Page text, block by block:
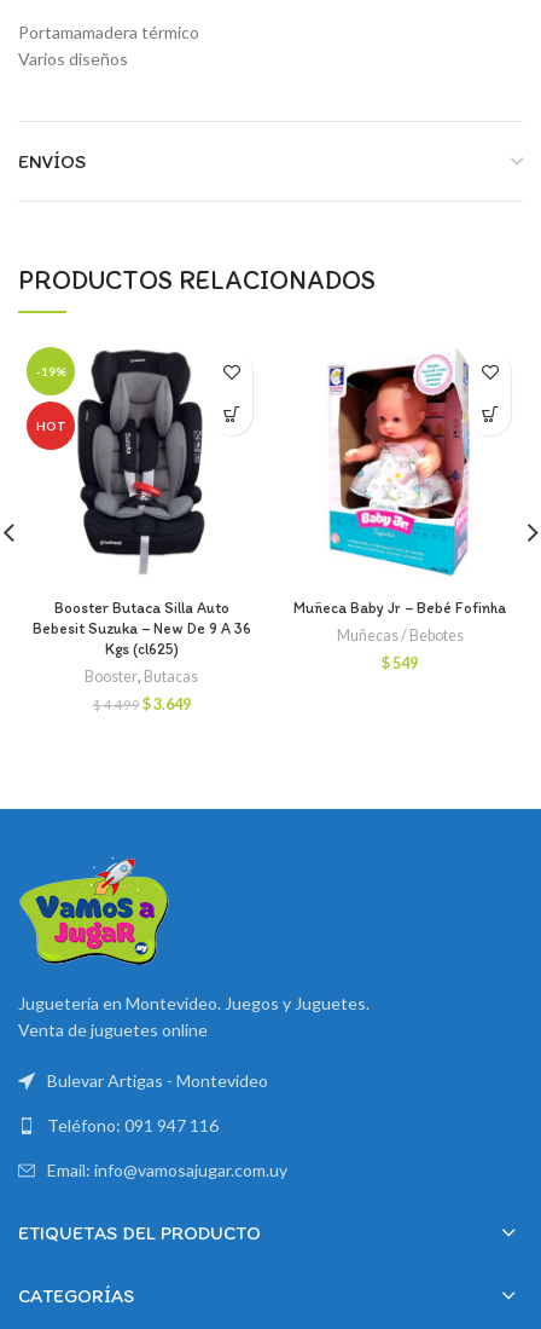
Portamamadera térmico
Varios diseños
ENVÍOS
PRODUCTOS RELACIONADOS
-19%
HOT
Booster Butaca Silla Auto
Bebesit Suzuka – New De 9 A 36
Kgs (cl625)
Booster, Butacas
$4.499El
$3.649El
Muñeca Baby Jr – Bebé Fofinha
Muñecas / Bebotes
$549
Juguetería en Montevideo. Juegos y Juguetes.
Venta de juguetes online
Bulevar Artigas - Montevideo
Teléfono: 091 947 116
Email: info@vamosajugar.com.uy
ETIQUETAS DEL PRODUCTO
CATEGORÍAS